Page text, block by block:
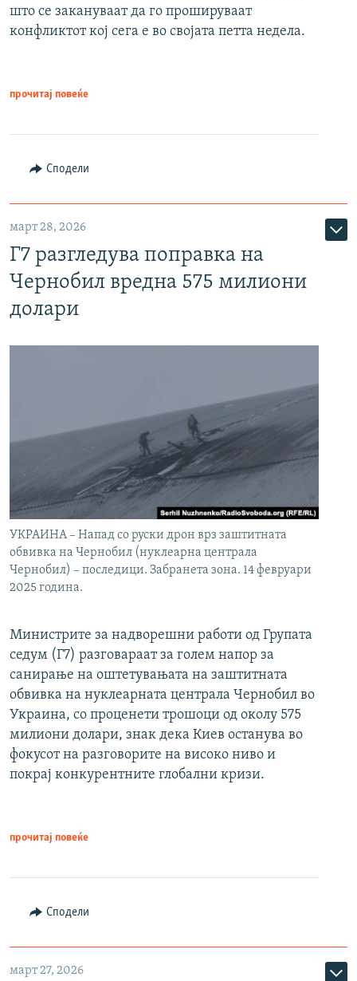
што се закануваат да го прошируваат
конфликтот кој сега е во својата петта недела.
прочитај повеќе
Сподели
март 28, 2026
Г7 разгледува поправка на
Чернобил вредна 575 милиони
долари
УКРАИНА – Напад со руски дрон врз заштитната
обвивка на Чернобил (нуклеарна централа
Чернобил) – последици. Забранета зона. 14 февруари
2025 година.
Министрите за надворешни работи од Групата
седум (Г7) разговараат за голем напор за
санирање на оштетувањата на заштитната
обвивка на нуклеарната централа Чернобил во
Украина, со проценети трошоци од околу 575
милиони долари, знак дека Киев останува во
фокусот на разговорите на високо ниво и
покрај конкурентните глобални кризи.
прочитај повеќе
Сподели
март 27, 2026